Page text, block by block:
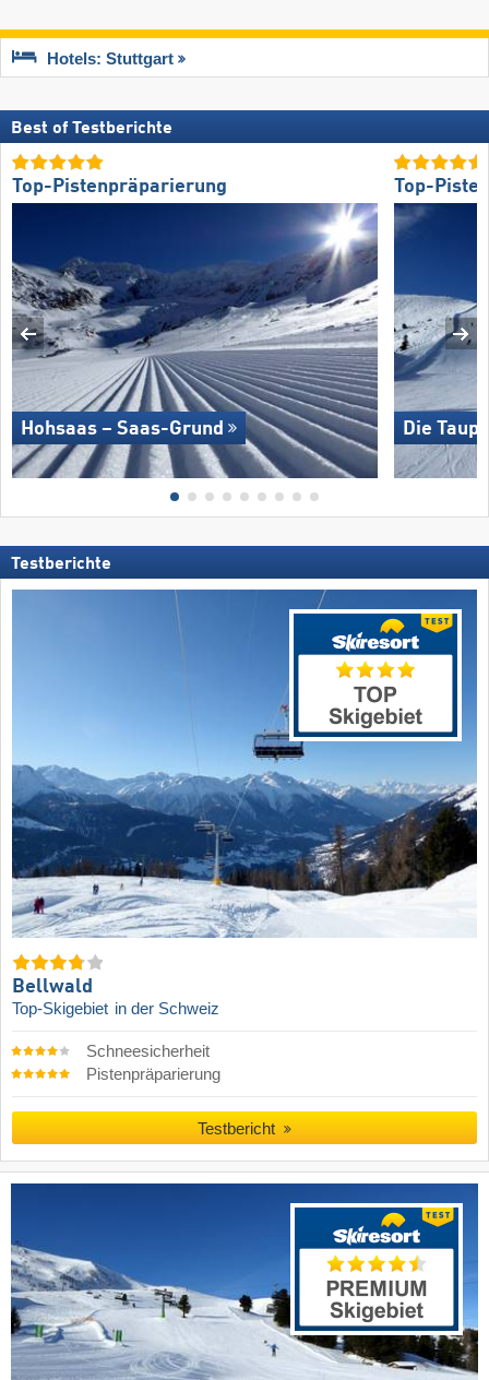
Hotels: Stuttgart
Best of Testberichte
Top-Pistenpräparierung
Hohsaas – Saas-Grund
Top-
Die
Testberichte
Bellwald
Top-Skigebiet in der Schweiz
Schneesicherheit
Pistenpräparierung
Testbericht